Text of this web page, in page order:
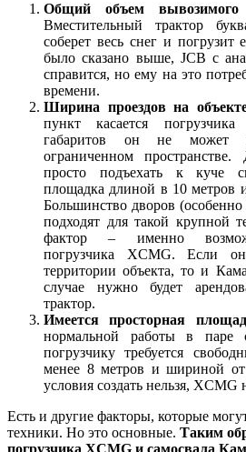
Общий объем
Вместительный трактор
соберет весь снег и
было сказано выше, JCB с
справится, но ему на это
времени.
Ширина проездов на
пункт касается
габаритов он не может
ограниченном
просто подъехать к куче
площадка длиной в 10 метров
Большинство дворов (особенно
подходят для такой крупной
фактор – именно
погрузчика XCMG. Если
территории объекта, то и
случае нужно будет
трактор.
Имеется просторная
нормальной работы в паре
погрузчику требуется
менее 8 метров и шириной
условия создать нельзя, XCMG
Есть и другие факторы, которые
техники. Но это основные. Таким